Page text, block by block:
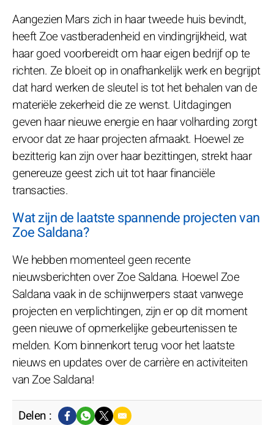
Aangezien Mars zich in haar tweede huis bevindt,
heeft Zoe vastberadenheid en vindingrijkheid, wat
haar goed voorbereidt om haar eigen bedrijf op te
richten. Ze bloeit op in onafhankelijk werk en begrijpt
dat hard werken de sleutel is tot het behalen van de
materiële zekerheid die ze wenst. Uitdagingen
geven haar nieuwe energie en haar volharding zorgt
ervoor dat ze haar projecten afmaakt. Hoewel ze
bezitterig kan zijn over haar bezittingen, strekt haar
genereuze geest zich uit tot haar financiële
transacties.
Wat zijn de laatste spannende projecten van
Zoe Saldana?
We hebben momenteel geen recente
nieuwsberichten over Zoe Saldana. Hoewel Zoe
Saldana vaak in de schijnwerpers staat vanwege
projecten en verplichtingen, zijn er op dit moment
geen nieuwe of opmerkelijke gebeurtenissen te
melden. Kom binnenkort terug voor het laatste
nieuws en updates over de carrière en activiteiten
van Zoe Saldana!
Delen :